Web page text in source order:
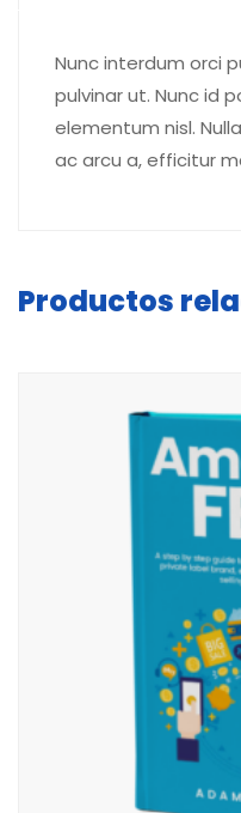
Nunc interdum orci
pulvinar ut. Nunc id
elementum nisl.
ac arcu a, efficitur
Productos